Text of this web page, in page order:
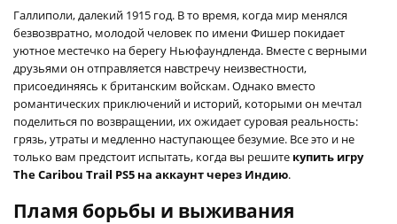
Галлиполи, далекий 1915 год. В то время, когда мир менялся
безвозвратно, молодой человек по имени Фишер покидает
уютное местечко на берегу Ньюфаундленда. Вместе с верными
друзьями он отправляется навстречу неизвестности,
присоединяясь к британским войскам. Однако вместо
романтических приключений и историй, которыми он мечтал
поделиться по возвращении, их ожидает суровая реальность:
грязь, утраты и медленно наступающее безумие. Все это и не
только вам предстоит испытать, когда вы решите купить игру
The Caribou Trail PS5 на аккаунт через Индию.
Пламя борьбы и выживания